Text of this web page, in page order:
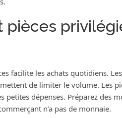
pièces
facilite les achats quotidiens.
de limiter le volume. Les
petites dépenses. Préparez des
n’a pas de monnaie.